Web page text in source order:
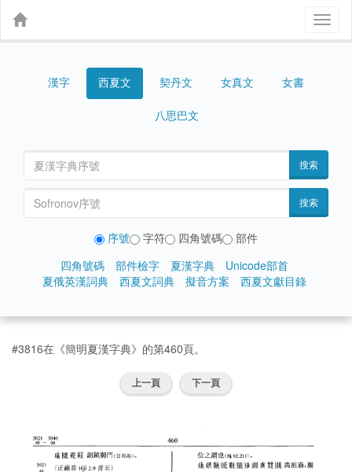
漢字 西夏文 契丹文 女真文 女書
八思巴文
搜索
搜索
序號 字符 四角號碼
部件
四角號碼
部件檢字 夏漢字典
Unicode部首
夏俄英漢詞典
西夏文詞典 擬音方案 西夏文獻目錄
#3816在《簡明夏漢字典》的第460頁。
上一頁 下一頁